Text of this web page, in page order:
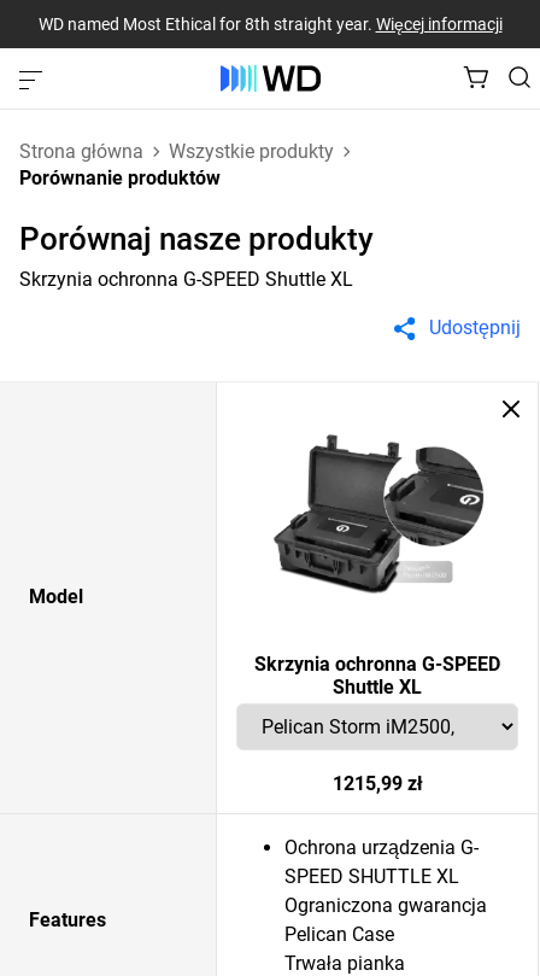
WD named Most Ethical for 8th straight year. Więcej informacji
Strona główna
Wszystkie produkty
Porównanie produktów
Porównaj nasze produkty
Skrzynia ochronna G-SPEED Shuttle XL
Udostępnij
Model
Skrzynia ochronna G-SPEED
Shuttle XL
1215,99 zł
Features
Ochrona urządzenia G-
SPEED SHUTTLE XL
Ograniczona gwarancja
Pelican Case
Trwała pianka